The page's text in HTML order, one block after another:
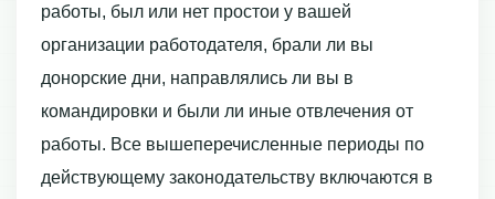
работы, был или нет простои у вашей
организации работодателя, брали ли вы
донорские дни, направлялись ли вы в
командировки и были ли иные отвлечения от
работы. Все вышеперечисленные периоды по
действующему законодательству включаются в